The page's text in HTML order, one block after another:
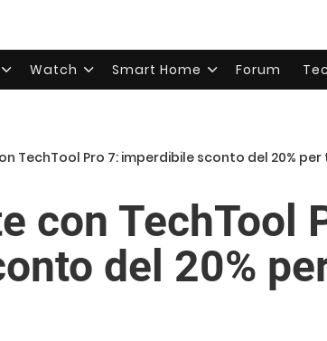
Watch Smart Home Forum
TechTool Pro 7: imperdibile sconto del 20%
con TechTool
del 20%